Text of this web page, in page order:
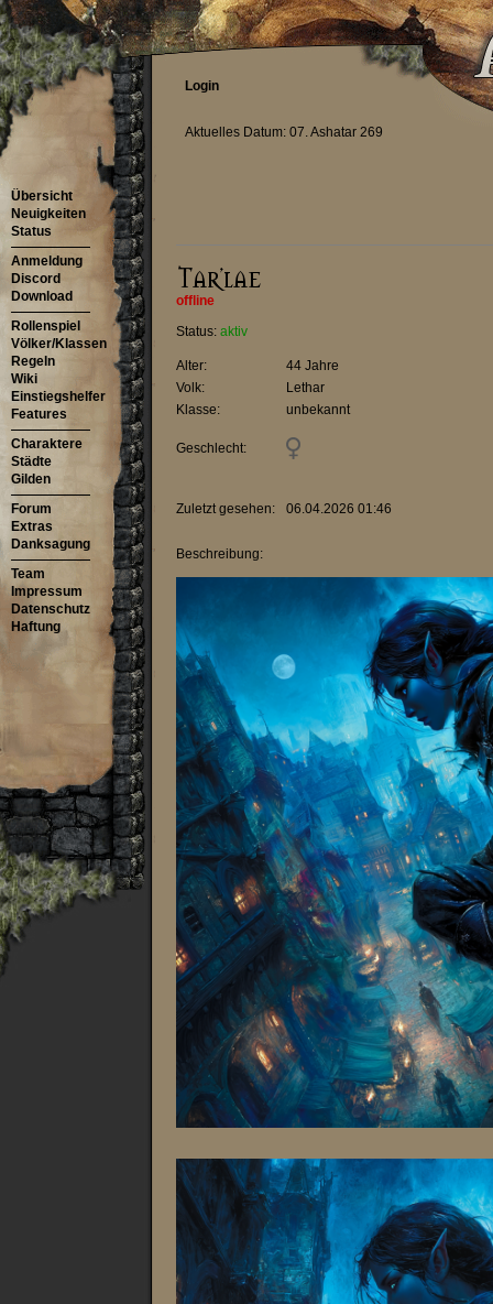
Login
Aktuelles Datum: 07. Ashatar 269
Übersicht
Neuigkeiten
Status
Anmeldung
Discord
Download
Rollenspiel
Völker/Klassen
Regeln
Wiki
Einstiegshelfer
Features
Charaktere
Städte
Gilden
Forum
Extras
Danksagung
Team
Impressum
Datenschutz
Haftung
offline
Status: aktiv
Alter:
44 Jahre
Volk:
Lethar
Klasse:
unbekannt
Geschlecht:
Zuletzt gesehen: 06.04.2026 01:46
Beschreibung: